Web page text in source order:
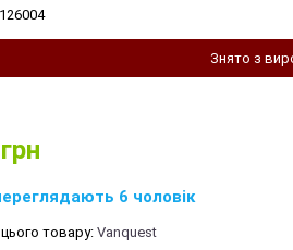
Знято з
грн
6 чоловік
товару: Vanquest